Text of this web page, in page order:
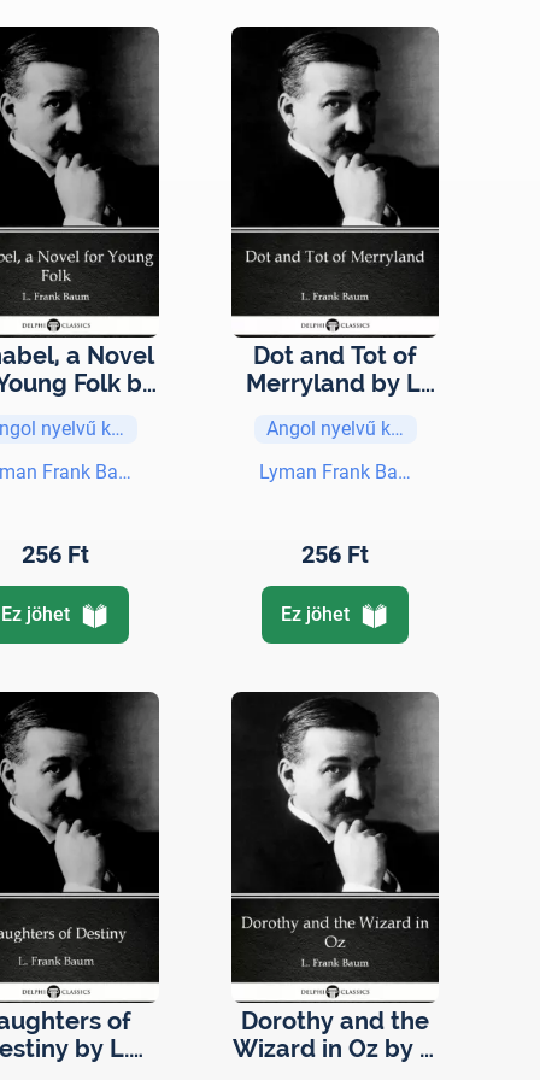
a Novel
Folk by
Classics
nyelvű könyvek
Frank Baum
256 Ft
Ez jöhet
Dot and Tot of
Merryland by L.
Delphi Classics
(Illustrated)
Angol nyelvű könyvek
Lyman Frank Baum
256 Ft
Ez jöhet
of
by L.
Dorothy and the
Wizard in Oz by L.